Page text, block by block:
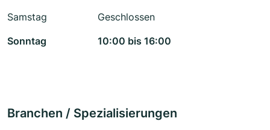
Samstag
Geschlossen
Sonntag
10:00 bis 16:00
Branchen / Spezialisierungen